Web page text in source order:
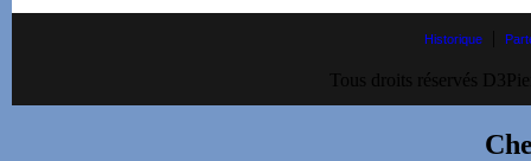
Historique|
Tous droits réservés